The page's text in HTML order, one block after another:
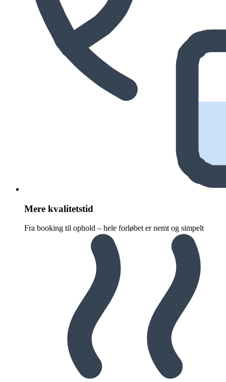
Mere kvalitetstid
Fra booking til ophold – hele forløbet er nemt og simpelt